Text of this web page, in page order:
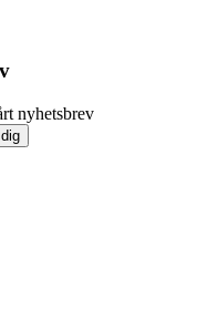
nyhetsbrev